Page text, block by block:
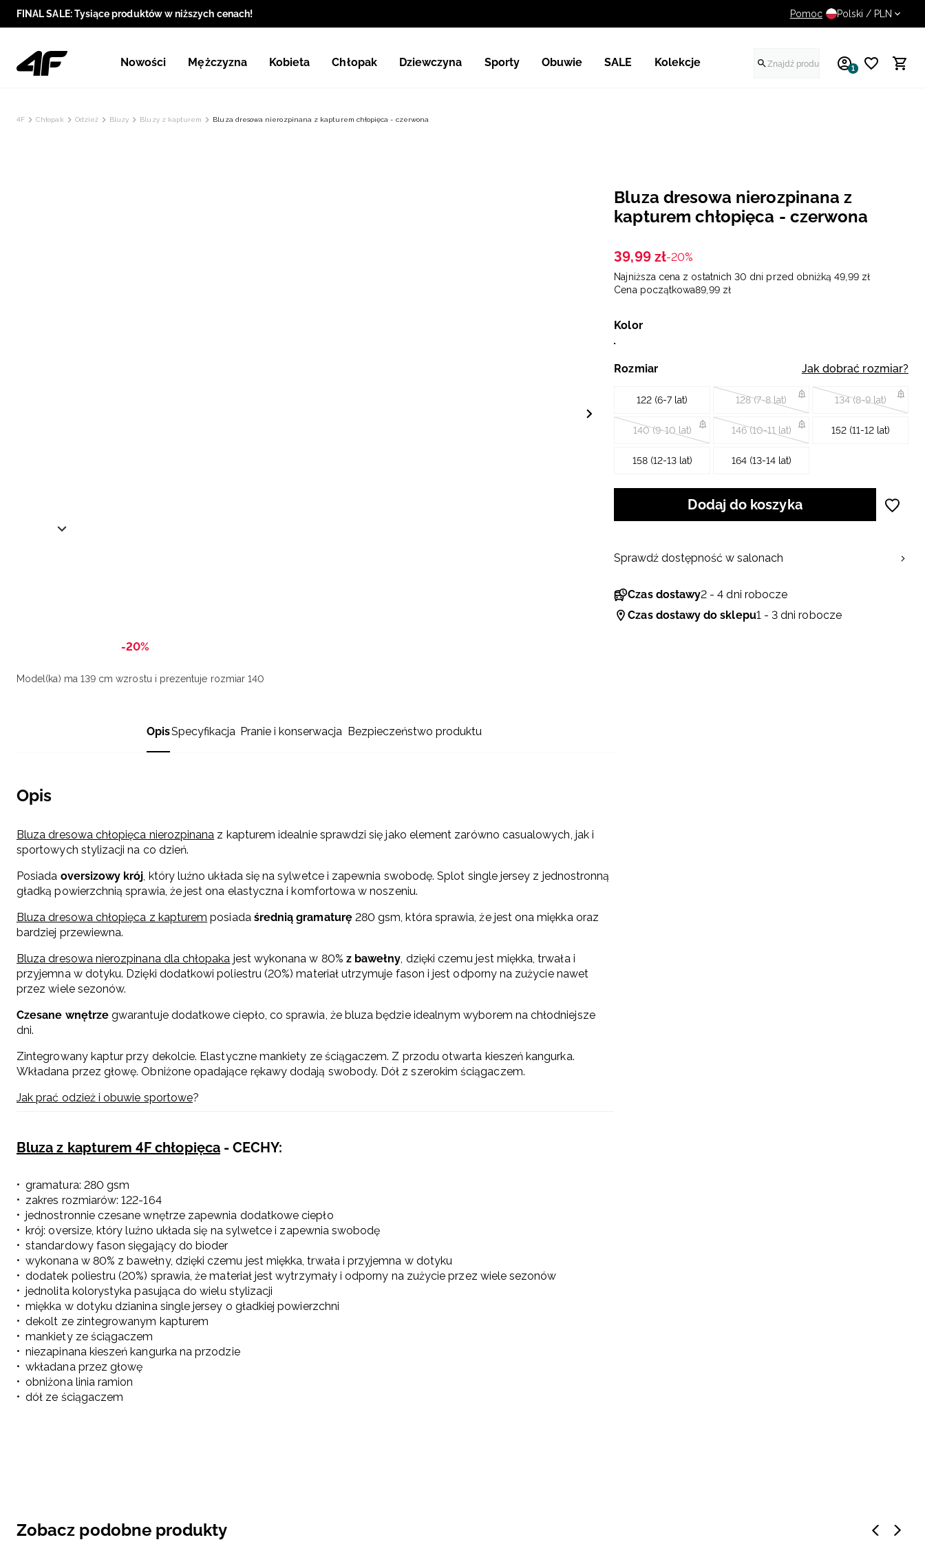
FINAL SALE: Tysiące produktów w niższych cenach! UWAGA NA FAŁSZYWE
Pomoc Polski / PLN
Nowości Mężczyzna Kobieta Chłopak Dziewczyna Sporty Obuwie SALE Kolekcje 1
4F Chłopak Odzież Bluzy Bluzy z kapturem Bluza dresowa nierozpinana z kapturem chłopięca - czerwona
-20%
Model(ka) ma 139 cm wzrostu i prezentuje rozmiar 140
OpisSpecyfikacja Pranie i konserwacja Bezpieczeństwo produktu
Opis
Bluza dresowa chłopięca nierozpinana z kapturem idealnie sprawdzi się jako element zarówno casualowych, jak i
sportowych stylizacji na co dzień.
Posiada oversizowy krój, który luźno układa się na sylwetce i zapewnia swobodę. Splot single jersey z jednostronną
gładką powierzchnią sprawia, że jest ona elastyczna i komfortowa w noszeniu.
Bluza dresowa chłopięca z kapturem posiada średnią gramaturę280 gsm, która sprawia, że jest ona ​​miękka oraz
bardziej przewiewna.
Bluza dresowa nierozpinana dla chłopaka jest wykonana w 80% z bawełny, dzięki czemu jest miękka, trwała i
przyjemna w dotyku. Dzięki dodatkowi poliestru (20%) materiał utrzymuje fason i jest odporny na zużycie nawet
przez wiele sezonów.
Czesane wnętrzegwarantuje dodatkowe ciepło, co sprawia, że bluza będzie idealnym wyborem na chłodniejsze
dni.
Zintegrowany kaptur przy dekolcie. Elastyczne mankiety ze ściągaczem. Z przodu otwarta kieszeń kangurka.
Wkładana przez głowę. Obniżone opadające rękawy dodają swobody. Dół z szerokim ściągaczem.
Jak prać odzież i obuwie sportowe?
Bluza z kapturem 4F chłopięca- CECHY:
gramatura: 280 gsm
zakres rozmiarów: 122-164
jednostronnie czesane wnętrze zapewnia dodatkowe ciepło
krój: oversize, który luźno układa się na sylwetce i zapewnia swobodę
standardowy fason sięgający do bioder
wykonana w 80% z bawełny, dzięki czemu jest miękka, trwała i przyjemna w dotyku
dodatek poliestru (20%) sprawia, że materiał jest wytrzymały i odporny na zużycie przez wiele sezonów
jednolita kolorystyka pasująca do wielu stylizacji
miękka w dotyku dzianina single jersey o gładkiej powierzchni
dekolt ze zintegrowanym kapturem
mankiety ze ściągaczem
niezapinana kieszeń kangurka na przodzie
wkładana przez głowę
obniżona linia ramion
dół ze ściągaczem
Bluza dresowa nierozpinana z
kapturem chłopięca - czerwona
39,99 zł-20%
Najniższa cena z ostatnich 30 dni przed obniżką 49 99 zł
Cena początkowa89 99 zł
Kolor
Rozmiar Jak dobrać rozmiar?
122 (6-7 lat) 128 (7-8 lat) 134 (8-9 lat)
140 (9-10 lat) 146 (10-11 lat) 152 (11-12 lat)
158 (12-13 lat) 164 (13-14 lat)
Dodaj do koszyka
Czas dostawy2 - 4 dni robocze
Czas dostawy do sklepu1 - 3 dni robocze
Sprawdź dostępność w salonach
Zobacz podobne produkty